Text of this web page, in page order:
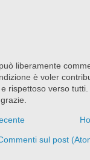
liberamente
è voler
rispettoso verso
sul post